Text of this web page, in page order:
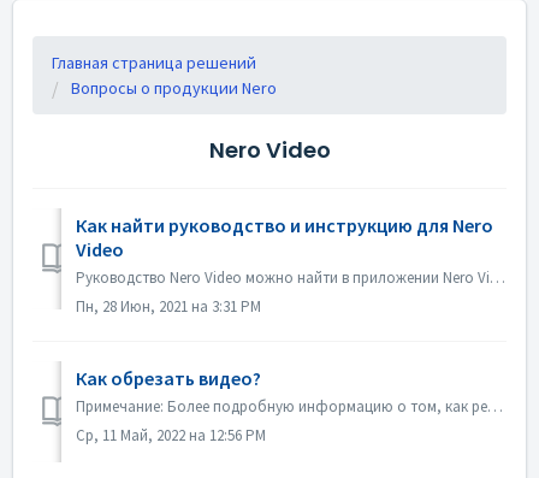
Главная страница решений
Вопросы о продукции Nero
Nero Video
Как найти руководство и инструкцию для Nero
Video
Руководство Nero Video можно найти в приложении Nero Video. Откройте Nero Video, нажмите KnowHow в правом верхнем углу. В выпадающем меню нажмите Загруз...
Пн, 28 Июн, 2021 на 3:31 PM
Как обрезать видео?
Примечание: Более подробную информацию о том, как редактировать видео, вы найдете по следующей ссылке: Редактирование видео Перейдите по ссылке ниже, чтобы...
Ср, 11 Май, 2022 на 12:56 PM